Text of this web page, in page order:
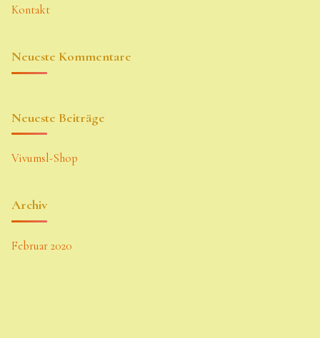
Kontakt
Neueste Kommentare
Neueste Beiträge
Vivumsl-Shop
Archiv
Februar 2020